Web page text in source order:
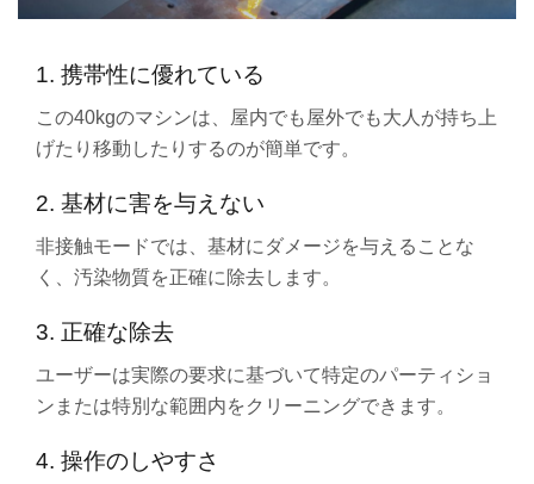
1. 携帯性に優れている
この40kgのマシンは、屋内でも屋外でも大人が持ち上
げたり移動したりするのが簡単です。
2. 基材に害を与えない
非接触モードでは、基材にダメージを与えることな
く、汚染物質を正確に除去します。
3. 正確な除去
ユーザーは実際の要求に基づいて特定のパーティショ
ンまたは特別な範囲内をクリーニングできます。
4. 操作のしやすさ